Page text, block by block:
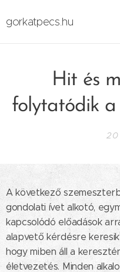
gorkatpecs.hu
Hit és
folytatódik a
A következő
gondolati ívet alkotó,
kapcsolódó előadások
alapvető kérdésre keresik
hogy miben áll a
életvezetés. Minden